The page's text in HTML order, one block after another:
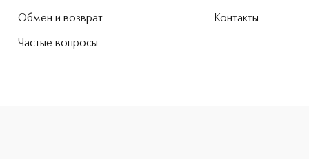
Обмен и возврат
Частые вопросы
Контакты